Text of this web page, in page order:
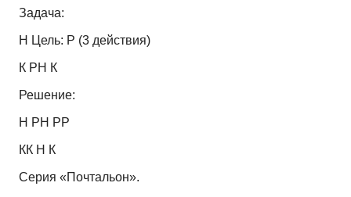
Задача:
Н Цель: Р (3 действия)
К РН К
Решение:
Н РН РР
КК Н К
Серия «Почтальон».